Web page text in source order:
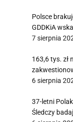
Polsce
GDDKiA
7 sierpnia
163,6 tys. zł
6 sierpnia
37-letni
Śledczy